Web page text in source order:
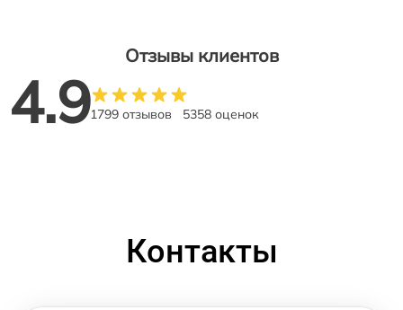
Отзывы клиентов
4.91799 отзывов 5358 оценок
Контакты